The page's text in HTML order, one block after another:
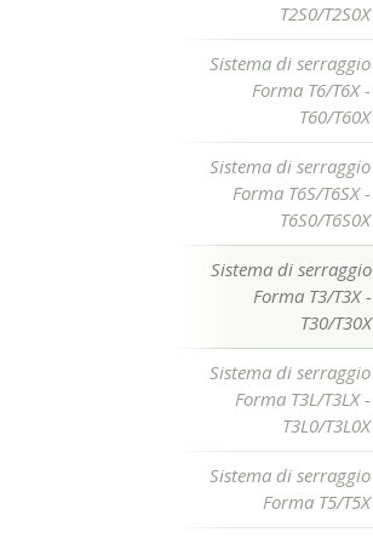
T2S0/T2S0X
Sistema di serraggio
Forma T6/T6X -
T60/T60X
Sistema di serraggio
Forma T6S/T6SX -
T6S0/T6S0X
Sistema di serraggio
Forma T3/T3X -
T30/T30X
Sistema di serraggio
Forma T3L/T3LX -
T3L0/T3L0X
Sistema di serraggio
Forma T5/T5X